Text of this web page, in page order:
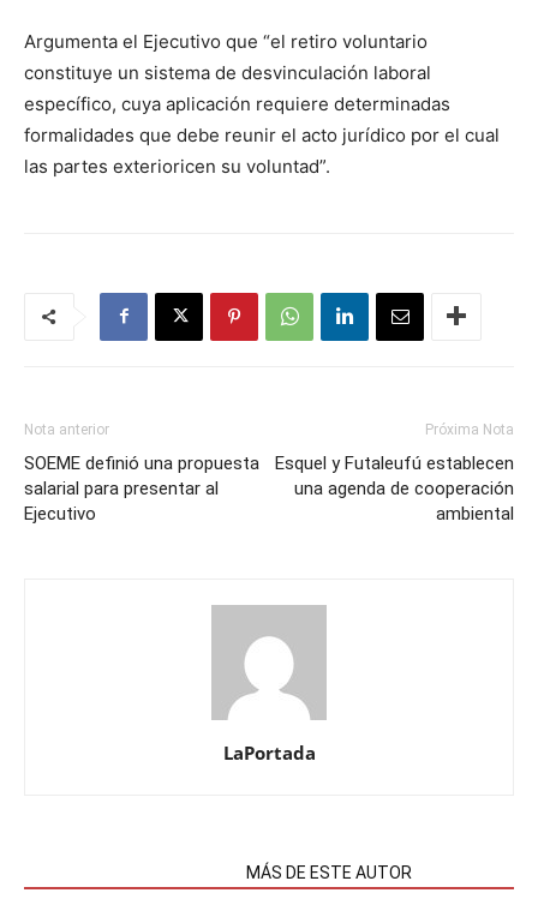
Argumenta el Ejecutivo que “el retiro voluntario
constituye un sistema de desvinculación laboral
específico, cuya aplicación requiere determinadas
formalidades que debe reunir el acto jurídico por el cual
las partes exterioricen su voluntad”.
Nota anterior
SOEME definió una propuesta
salarial para presentar al
Ejecutivo
Próxima Nota
Esquel y Futaleufú establecen
una agenda de cooperación
ambiental
LaPortada
MÁS DE ESTE AUTOR